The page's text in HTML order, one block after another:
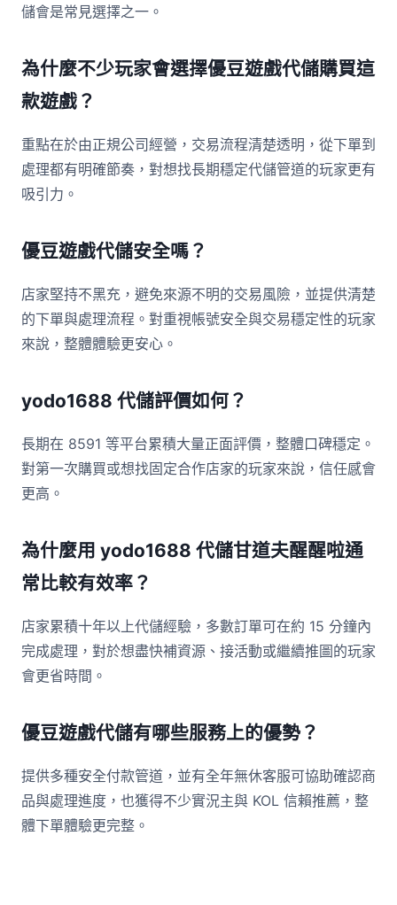
儲會是常見選擇之一。
為什麼不少玩家會選擇優豆遊戲代儲購買這
款遊戲？
重點在於由正規公司經營，交易流程清楚透明，從下單到
處理都有明確節奏，對想找長期穩定代儲管道的玩家更有
吸引力。
優豆遊戲代儲安全嗎？
店家堅持不黑充，避免來源不明的交易風險，並提供清楚
的下單與處理流程。對重視帳號安全與交易穩定性的玩家
來說，整體體驗更安心。
yodo1688 代儲評價如何？
長期在 8591 等平台累積大量正面評價，整體口碑穩定。
對第一次購買或想找固定合作店家的玩家來說，信任感會
更高。
為什麼用 yodo1688 代儲甘道夫醒醒啦通
常比較有效率？
店家累積十年以上代儲經驗，多數訂單可在約 15 分鐘內
完成處理，對於想盡快補資源、接活動或繼續推圖的玩家
會更省時間。
優豆遊戲代儲有哪些服務上的優勢？
提供多種安全付款管道，並有全年無休客服可協助確認商
品與處理進度，也獲得不少實況主與 KOL 信賴推薦，整
體下單體驗更完整。